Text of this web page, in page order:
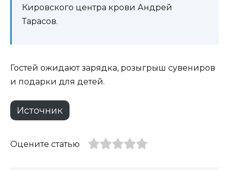
Кировского центра крови Андрей
Тарасов.
Гостей ожидают зарядка, розыгрыш сувениров
и подарки для детей.
Источник
Оцените статью